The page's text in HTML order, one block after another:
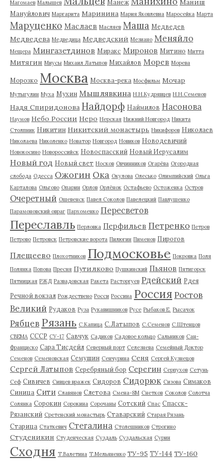
Магомаев Малышев Манеж Маниш
Мануйлович Маргарита Маринина Мария Яковлевна Маросейка Марта
Маруценко Маслаев Масляев Маша Медведев
Медведева Медведица Медведский Мезиано Меняйло
Мещера Мингазетдинов Миракс Миронов Митино Митта
Митягин Миусы Михаил Латыпов Михайлов Морев Морева
Морозко Москва Москва-река Мосфильм Мочар
Мутыгулин Муха Мухин Мышлявкина Н.Н.Кудрявцев Н.Н.Семенов
Надя Спиридонова Найдорф Наймилов Насонова
Наумов Небо России Неро Нерская Нижний Новгород Никита
Столпник Никитин Никитский монастырь Никифоров Николаев
Николаева Николенко Новатор Новгород Новиков Новодевичий
Новокосино Новороссийск Новоспасский Новый Иерусалим
Новый год Новый свет Носков Овчинников Огарёва Огородная
слобода Одесса Ожогин Ока Окулова Олесько Олимпийский Ольга
Карталова Ольгово Опарин Орлов Орлёнок Остафьево Остоженка Остров
Очеретный Ошевенск Павел Соколов Павелецкий Павлушенко
Парамоновский овраг Пархоменко Пересветов
Переславль Перловка Перфильев Петренко Петров
Петрово Петровск Петровские ворота Пилюгин Пименов Пирогов
Плещеево Плохотников Подмосковье Покровка Поля
Полянка Попова Пресня Путилково Пушкинский Пьянов Пятигорск
Пятницкая РЖД Развадовская Ракета Расторгуев Рдейский Рдея
Речной вокзал Рождествено Росси Россина Россия Ростов
Великий Рудаков Руза Рукавишников Русе Рыбаков Е. Рысачок
Рябцев Рязань С.Капица С.Латыпов С.Семенов С.Штенцов
СВЕМА СССР СУ-17 Савчук Садиков Садовое кольцо Сальников Сан-
Франциско Сара Тисдейл Северный порт Селезнева Семейный Доктор
Семенов Семеновская Семушин Сенчурина Сеня Сергей Кузнецов
Сергей Латыпов Серебряный бор Серегин Серпухов Сетунь
Сеф Сивичев Сивцев вражек Сидоров Сидорюк Сизова Симаков
Синица Сити Славянов Слетова Смена-8М Снетков Соколов Солотча
Солянка Сорокин Сорокина Сорочаны Сотский Спас Спасск-
Рязанский Сретенский монастырь Ставарский Старая Рязань
Старица Статкевич Стегалина Столешников Строгино
Студеникин Студенческая Суздаль Суздальская Сурин
Сходня Т.Валетина Т.Мельяненко ТУ-95 ТУ-144 ТУ-160